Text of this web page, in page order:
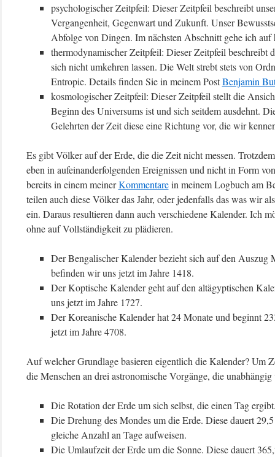
psychologischer Zeitpfeil: Dieser Zeitpfeil beschreibt
Vergangenheit, Gegenwart und Zukunft. Unser
Abfolge von Dingen. Im nächsten Abschnitt gehe ich
thermodynamischer Zeitpfeil: Dieser Zeitpfeil beschreibt
sich nicht umkehren lassen. Die Welt strebt stets von
Entropie. Details finden Sie in meinem PostBenjamin
kosmologischer Zeitpfeil: Dieser Zeitpfeil stellt die
Beginn des Universums ist und sich seitdem ausdehnt.
Gelehrten der Zeit diese eine Richtung vor, die wir
Es gibt Völker auf der Erde, die die Zeit nicht messen.
eben in aufeinanderfolgenden Ereignissen und nicht in Form
bereits in einem meinerKommentarein meinem Logbuch am
teilen auch diese Völker das Jahr, oder jedenfalls das was wir
ein. Daraus resultieren dann auch verschiedene Kalender. Ich
ohne auf Vollständigkeit zu plädieren.
Der Bengalischer Kalender bezieht sich auf den Auszug
befinden wir uns jetzt im Jahre 1418.
Der Koptische Kalender geht auf den altägyptischen
uns jetzt im Jahre 1727.
Der Koreanische Kalender hat 24 Monate und beginnt
jetzt im Jahre 4708.
Auf welcher Grundlage basieren eigentlich die Kalender? Um
die Menschen an drei astronomische Vorgänge, die
Die Rotation der Erde um sich selbst, die einen Tag
Die Drehung des Mondes um die Erde. Diese dauert
gleiche Anzahl an Tage aufweisen.
Die Umlaufzeit der Erde um die Sonne. Diese dauert